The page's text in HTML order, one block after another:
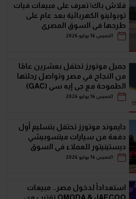
فلاش باك| تعرف على مبيعات فيات
توبولينو الكهربائية بعد عام على
طرحها في السوق المصري
الخميس 16 يوليو 2026
جمیل موتورز تحتفل بعشرين عامًا
من النجاح في مصر وتواصل رحلتھا
الطموحة مع جي إيه سي (GAC)
الخميس 16 يوليو 2026
دايموند موتورز تحتفل بتسليم أول
دفعة من سيارات ميتسوبيشي
ديستينيتور للعملاء في السوق
المصري
الخميس 16 يوليو 2026
‫استعداداً لدخول مصر.. مبيعات
OMODA & JAECOO تقترب من